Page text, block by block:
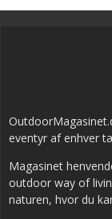
eventyr af enhver
Magasinet
outdoor way of
naturen, hvor du